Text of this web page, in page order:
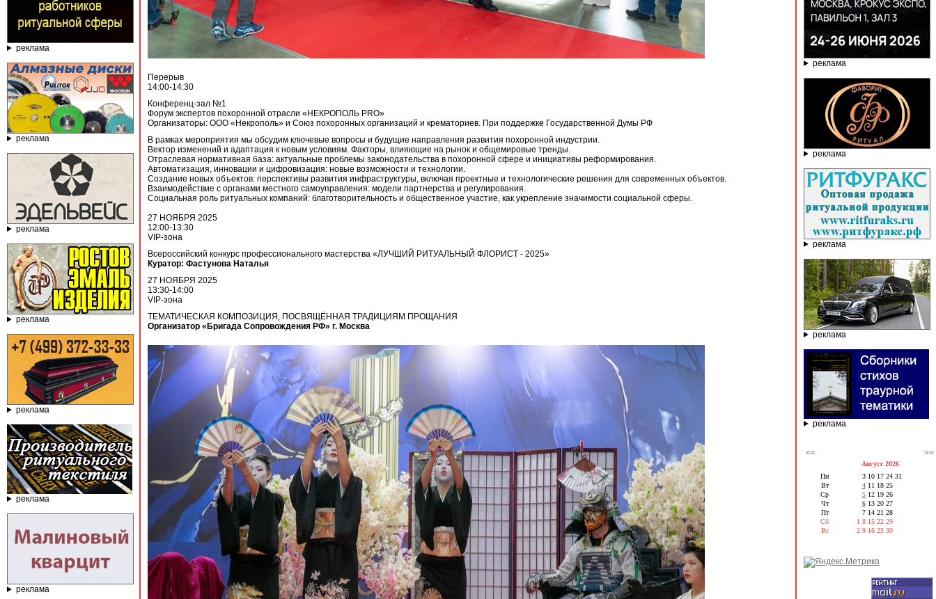
реклама
реклама
реклама
реклама
реклама
реклама
реклама
Перерыв
14:00-14:30
Конференц-зал №1
Форум экспертов похоронной отрасли «НЕКРОПОЛЬ PRO»
Организаторы: ООО «Некрополь» и Союз похоронных организаций и крематориев. При поддержке Государственной Думы РФ
В рамках мероприятия мы обсудим ключевые вопросы и будущие направления развития похоронной индустрии.
Вектор изменений и адаптация к новым условиям. Факторы, влияющие на рынок и общемировые тренды.
Отраслевая нормативная база: актуальные проблемы законодательства в похоронной сфере и инициативы реформирования.
Автоматизация, инновации и цифровизация: новые возможности и технологии.
Создание новых объектов: перспективы развития инфраструктуры, включая проектные и технологические решения для современных объектов.
Взаимодействие с органами местного самоуправления: модели партнерства и регулирования.
Социальная роль ритуальных компаний: благотворительность и общественное участие, как укрепление значимости социальной сферы.
27 НОЯБРЯ 2025
12:00-13:30
VIP-зона
Всероссийский конкурс профессионального мастерства «ЛУЧШИЙ РИТУАЛЬНЫЙ ФЛОРИСТ - 2025»
Куратор: Фастунова Наталья
27 НОЯБРЯ 2025
13:30-14:00
VIP-зона
ТЕМАТИЧЕСКАЯ КОМПОЗИЦИЯ, ПОСВЯЩЁННАЯ ТРАДИЦИЯМ ПРОЩАНИЯ
Организатор «Бригада Сопровождения РФ» г. Москва
реклама
реклама
реклама
реклама
реклама
<< >>
Август 2026
Пн
Вт
Ср
Чт
Пт
Сб
Вс
3 10 17 24 31
4 11 18 25
5 12 19 26
6 13 20 27
7 14 21 28
1 8 15 22 29
2 9 16 23 30